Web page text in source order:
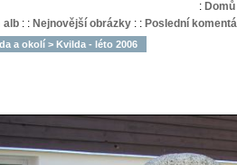
: Domů
alb: : Nejnovější obrázky: : Poslední
a okolí > Kvilda - léto 2006